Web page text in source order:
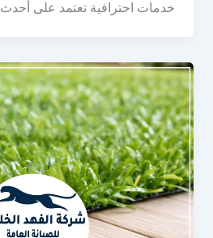
خدمات احترافية تعتمد على أحدث